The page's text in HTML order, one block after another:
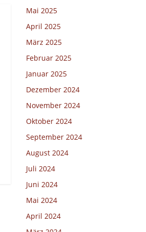
Mai 2025
April 2025
März 2025
Februar 2025
Januar 2025
Dezember 2024
November 2024
Oktober 2024
September 2024
August 2024
Juli 2024
Juni 2024
Mai 2024
April 2024